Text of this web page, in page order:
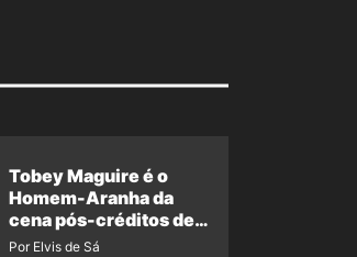
Tobey Maguire é o
Homem-Aranha da
cena pós-créditos de
Um Novo Dia?
Por Elvis de Sá